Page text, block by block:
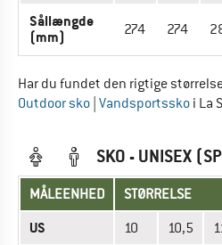
Sållængde
(mm)
274 274
Har du fundet den rigtige
Outdoor sko Vandsportssko i La
SKO - UNISEX
MÅLEENHED STØRRELSE
US 10 10,5